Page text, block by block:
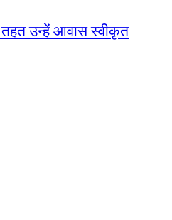
तहत उन्हें आवास स्वीकृत